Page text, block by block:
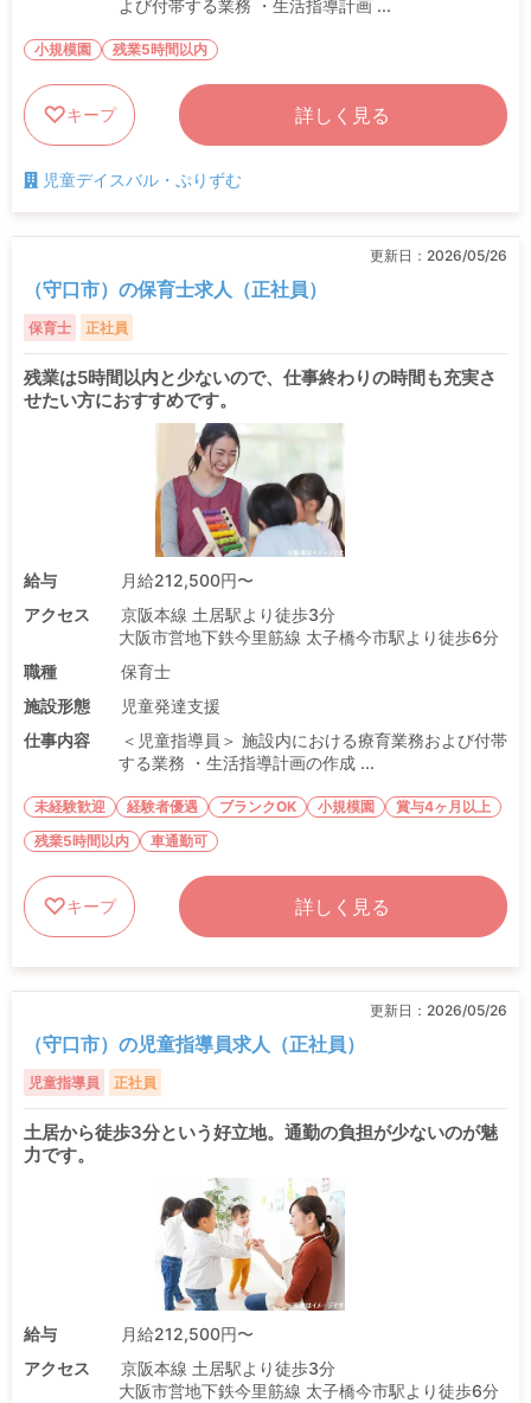
よび付帯する業務 ・生活指導計画 ...
小規模園 残業5時間以内
キープ 詳しく見る
児童デイスバル・ぷりずむ
更新日： 2026/05/26
（守口市）の保育士求人（正社員）
保育士 正社員
残業は5時間以内と少ないので、仕事終わりの時間も充実さ
せたい方におすすめです。
給与
月給212,500円〜
アクセス
京阪本線 土居駅より徒歩3分
大阪市営地下鉄今里筋線 太子橋今市駅より徒歩6分
職種
保育士
施設形態
児童発達支援
仕事内容
＜児童指導員＞ 施設内における療育業務および付帯
する業務 ・生活指導計画の作成 ...
未経験歓迎 経験者優遇 ブランクOK 小規模園
賞与4ヶ月以上
残業5時間以内
車通勤可
キープ 詳しく見る
更新日： 2026/05/26
（守口市）の児童指導員求人（正社員）
児童指導員 正社員
土居から徒歩3分という好立地。通勤の負担が少ないのが魅
力です。
給与
月給212,500円〜
アクセス
京阪本線 土居駅より徒歩3分
大阪市営地下鉄今里筋線 太子橋今市駅より徒歩6分